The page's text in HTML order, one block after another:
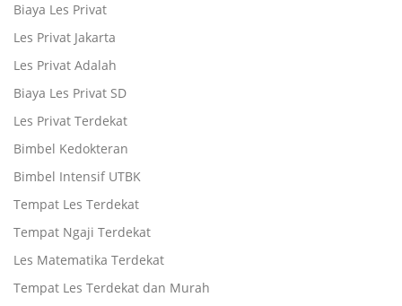
Biaya Les Privat
Les Privat Jakarta
Les Privat Adalah
Biaya Les Privat SD
Les Privat Terdekat
Bimbel Kedokteran
Bimbel Intensif UTBK
Tempat Les Terdekat
Tempat Ngaji Terdekat
Les Matematika Terdekat
Tempat Les Terdekat dan Murah